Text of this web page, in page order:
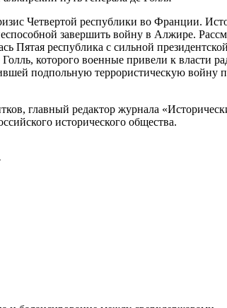
Четвертой республики во Франции.
завершить войну в Алжире.
Пятая республика с сильной
которого военные привели к власти
подпольную террористическую войну
главный редактор журнала
исторического общества.